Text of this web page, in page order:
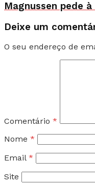
Magnussen pede
Deixe um
O seu endereço de
Comentário *
Nome *
Email *
Site